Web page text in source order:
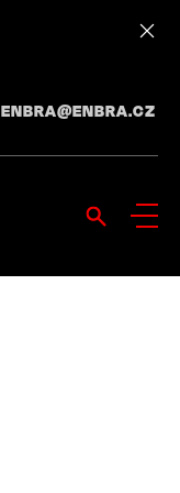
ENBRA@ENBRA.CZ